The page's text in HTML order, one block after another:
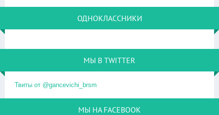
ОДНОКЛАССНИКИ
МЫ В TWITTER
Твиты от @gancevichi_brsm
МЫ НА FACEBOOK